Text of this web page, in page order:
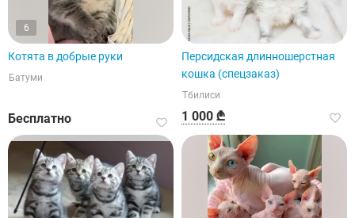
6
Котята в добрые руки
Батуми
Бесплатно
Персидская длинношерстная
кошка (спецзаказ)
Тбилиси
1 000 ₾